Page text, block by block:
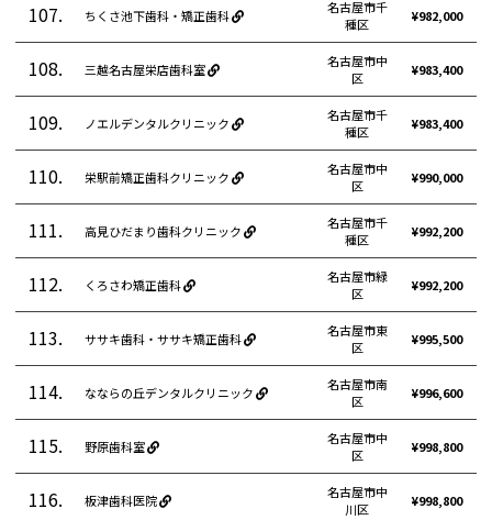
107. ちくさ池下歯科・矯正歯科
名古屋市千
種区
¥982,000
108. 三越名古屋栄店歯科室
名古屋市中
区
¥983,400
109. ノエルデンタルクリニック
名古屋市千
種区
¥983,400
110. 栄駅前矯正歯科クリニック
名古屋市中
区
¥990,000
111. 高見ひだまり歯科クリニック
名古屋市千
種区
¥992,200
112. くろさわ矯正歯科
名古屋市緑
区
¥992,200
113. ササキ歯科・ササキ矯正歯科
名古屋市東
区
¥995,500
114. なならの丘デンタルクリニック
名古屋市南
区
¥996,600
115. 野原歯科室
名古屋市中
区
¥998,800
116. 板津歯科医院
名古屋市中
川区
¥998,800